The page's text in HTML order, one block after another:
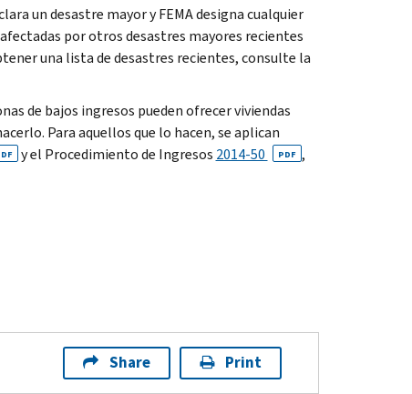
un desastre mayor y FEMA designa cualquier
por otros desastres mayores recientes
una lista de desastres recientes, consulte la
de bajos ingresos pueden ofrecer viviendas
Para aquellos que lo hacen, se aplican
y el Procedimiento de Ingresos 2014-50 PDF ,
Share Print